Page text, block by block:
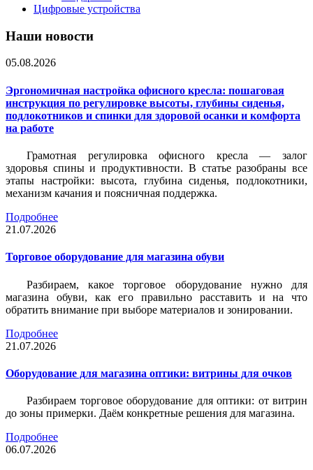
Цифровые устройства
Наши новости
05.08.2026
Эргономичная настройка офисного кресла: пошаговая
инструкция по регулировке высоты, глубины сиденья,
подлокотников и спинки для здоровой осанки и комфорта
на работе
Грамотная регулировка офисного кресла — залог
здоровья спины и продуктивности. В статье разобраны все
этапы настройки: высота, глубина сиденья, подлокотники,
механизм качания и поясничная поддержка.
Подробнее
21.07.2026
Торговое оборудование для магазина обуви
Разбираем, какое торговое оборудование нужно для
магазина обуви, как его правильно расставить и на что
обратить внимание при выборе материалов и зонировании.
Подробнее
21.07.2026
Оборудование для магазина оптики: витрины для очков
Разбираем торговое оборудование для оптики: от витрин
до зоны примерки. Даём конкретные решения для магазина.
Подробнее
06.07.2026